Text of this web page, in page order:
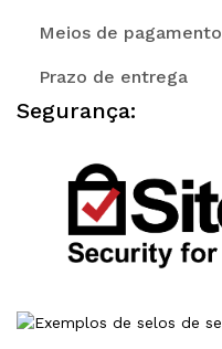
Meios de pagamento
Prazo de entrega
Segurança: